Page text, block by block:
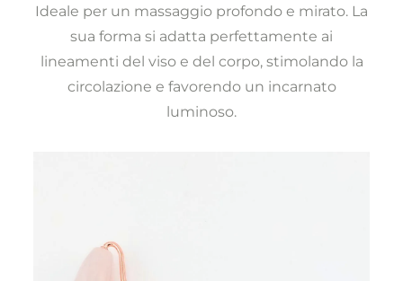
Ideale per un massaggio profondo e mirato. La
sua forma si adatta perfettamente ai
lineamenti del viso e del corpo, stimolando la
circolazione e favorendo un incarnato
luminoso.